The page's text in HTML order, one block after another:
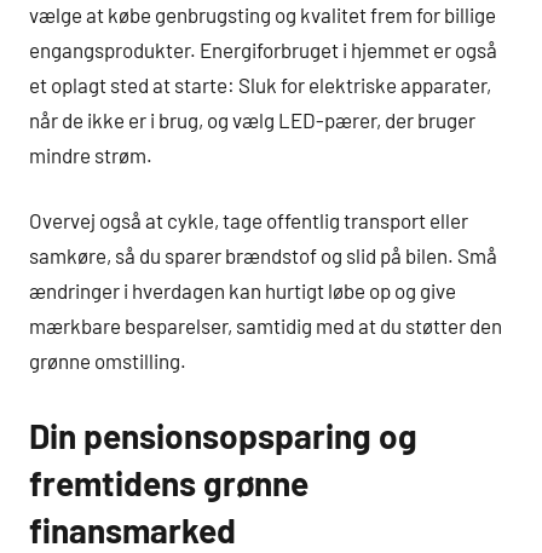
vælge at købe genbrugsting og kvalitet frem for billige
engangsprodukter. Energiforbruget i hjemmet er også
et oplagt sted at starte: Sluk for elektriske apparater,
når de ikke er i brug, og vælg LED-pærer, der bruger
mindre strøm.
Overvej også at cykle, tage offentlig transport eller
samkøre, så du sparer brændstof og slid på bilen. Små
ændringer i hverdagen kan hurtigt løbe op og give
mærkbare besparelser, samtidig med at du støtter den
grønne omstilling.
Din pensionsopsparing og
fremtidens grønne
finansmarked